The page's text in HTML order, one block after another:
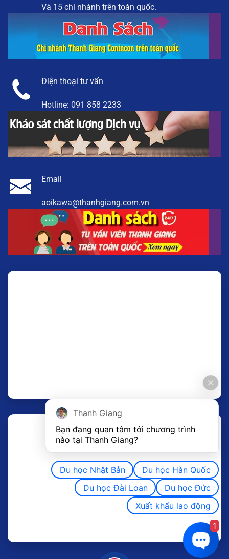
Và 15 chi nhánh trên toàn quốc.
Điện thoại tư vấn
Hotline: 091 858 2233
Email
aoikawa@thanhgiang.com.vn
Thanh Giang
Bạn đang quan tâm tới chương trình
nào tại Thanh Giang?
Du học Nhật Bản
Du học Hàn Quốc
Du học Đài Loan
Du học Đức
Xuất khẩu lao động
1